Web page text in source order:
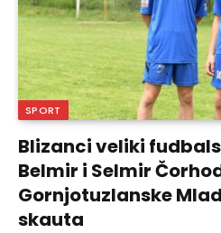
SPORT
Blizanci veliki
Belmir i Selmir
Gornjotuzlanske
skauta